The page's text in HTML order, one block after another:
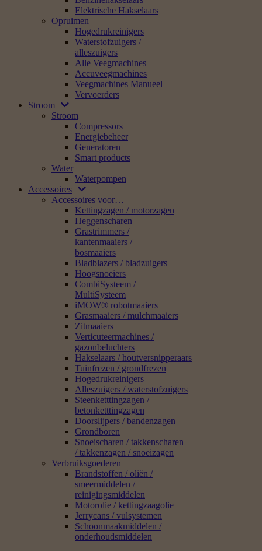
Elektrische Hakselaars
Opruimen
Hogedrukreinigers
Waterstofzuigers /
alleszuigers
Alle Veegmachines
Accuveegmachines
Veegmachines Manueel
Vervoerders
Stroom
Stroom
Compressors
Energiebeheer
Generatoren
Smart products
Water
Waterpompen
Accessoires
Accessoires voor…
Kettingzagen / motorzagen
Heggenscharen
Grastrimmers /
kantenmaaiers /
bosmaaiers
Bladblazers / bladzuigers
Hoogsnoeiers
CombiSysteem /
MultiSysteem
iMOW® robotmaaiers
Grasmaaiers / mulchmaaiers
Zitmaaiers
Verticuteermachines /
gazonbeluchters
Hakselaars / houtversnipperaars
Tuinfrezen / grondfrezen
Hogedrukreinigers
Alleszuigers / waterstofzuigers
Steenketttingzagen /
betonketttingzagen
Doorslijpers / bandenzagen
Grondboren
Snoeischaren / takkenscharen
/ takkenzagen / snoeizagen
Verbruiksgoederen
Brandstoffen / oliën /
smeermiddelen /
reinigingsmiddelen
Motorolie / kettingzaagolie
Jerrycans / vulsystemen
Schoonmaakmiddelen /
onderhoudsmiddelen